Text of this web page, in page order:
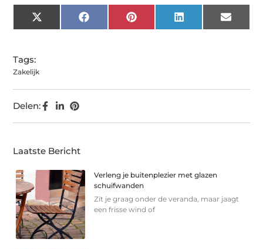
X
(Twitter)
Facebook Pinterest LinkedIn Email
Tags:
Zakelijk
Delen:
Laatste Bericht
Verleng je buitenplezier met glazen
schuifwanden
Zit je graag onder de veranda, maar jaagt
een frisse wind of